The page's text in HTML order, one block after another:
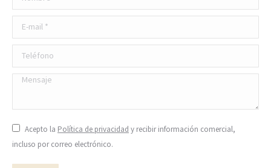
E-mail *
Teléfono
Mensaje
Acepto la Política de privacidad y recibir información comercial,
incluso por correo electrónico.